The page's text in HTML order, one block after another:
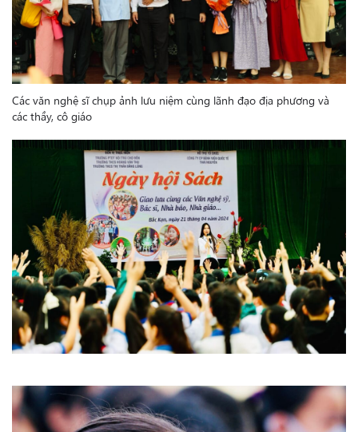
Các văn nghệ sĩ chụp ảnh lưu niệm cùng lãnh đạo địa phương và
các thầy, cô giáo